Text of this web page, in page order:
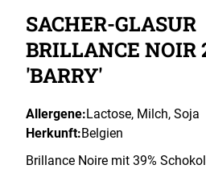
SACHER-GLASUR
BRILLANCE NOIR
'BARRY'
Allergene:Lactose, Milch, Soja
Herkunft:Belgien
Brillance Noire mit 39%